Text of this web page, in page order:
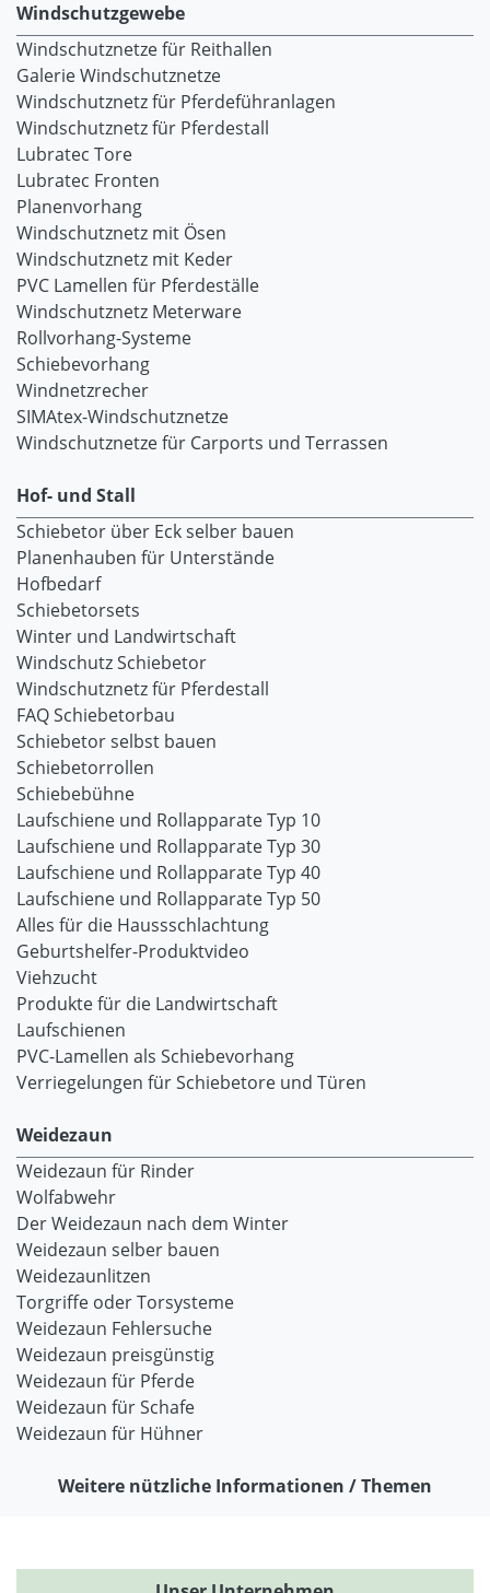
Windschutzgewebe
Windschutznetze für Reithallen
Galerie Windschutznetze
Windschutznetz für Pferdeführanlagen
Windschutznetz für Pferdestall
Lubratec Tore
Lubratec Fronten
Planenvorhang
Windschutznetz mit Ösen
Windschutznetz mit Keder
PVC Lamellen für Pferdeställe
Windschutznetz Meterware
Rollvorhang-Systeme
Schiebevorhang
Windnetzrecher
SIMAtex-Windschutznetze
Windschutznetze für Carports und Terrassen
Hof- und Stall
Schiebetor über Eck selber bauen
Planenhauben für Unterstände
Hofbedarf
Schiebetorsets
Winter und Landwirtschaft
Windschutz Schiebetor
Windschutznetz für Pferdestall
FAQ Schiebetorbau
Schiebetor selbst bauen
Schiebetorrollen
Schiebebühne
Laufschiene und Rollapparate Typ 10
Laufschiene und Rollapparate Typ 30
Laufschiene und Rollapparate Typ 40
Laufschiene und Rollapparate Typ 50
Alles für die Haussschlachtung
Geburtshelfer-Produktvideo
Viehzucht
Produkte für die Landwirtschaft
Laufschienen
PVC-Lamellen als Schiebevorhang
Verriegelungen für Schiebetore und Türen
Weidezaun
Weidezaun für Rinder
Wolfabwehr
Der Weidezaun nach dem Winter
Weidezaun selber bauen
Weidezaunlitzen
Torgriffe oder Torsysteme
Weidezaun Fehlersuche
Weidezaun preisgünstig
Weidezaun für Pferde
Weidezaun für Schafe
Weidezaun für Hühner
Weitere nützliche Informationen / Themen